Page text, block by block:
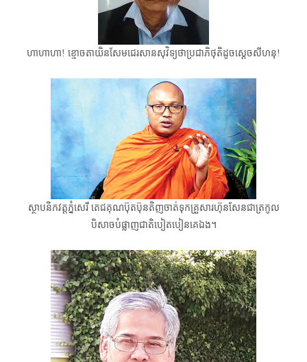
ហាហាហា! ខ្មោចតាយិន​សែម​ជេរសានសុវិទ្យថាប្រជាភិថុតិដូចស្ដេចសីហនុ!
ស្ថាបនិកវត្តភ្នំសេរី តេជគុណប៊ុតប៊ុនតិញ​ចាត់ទុកគ្រួសារហ៊ុនសែនជាត្រកូល
បិសាចបំផ្លាញជាតិបៀតបៀនគេឯង​។